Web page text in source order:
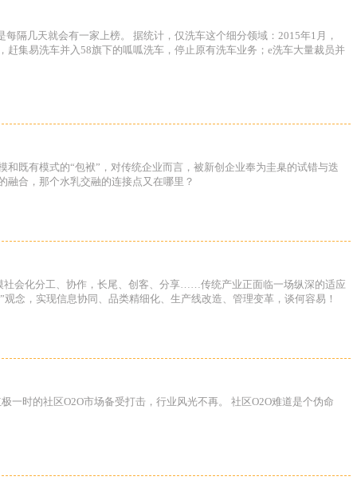
隔几天就会有一家上榜。 据统计，仅洗车这个细分领域：2015年1月，
集易洗车并入58旗下的呱呱洗车，停止原有洗车业务；e洗车大量裁员并
既有模式的“包袱”，对传统企业而言，被新创企业奉为圭臬的试错与迭
合，那个水乳交融的连接点又在哪里？
社会化分工、协作，长尾、创客、分享……传统产业正面临一场纵深的适应
念，实现信息协同、品类精细化、生产线改造、管理变革，谈何容易！
一时的社区O2O市场备受打击，行业风光不再。 社区O2O难道是个伪命